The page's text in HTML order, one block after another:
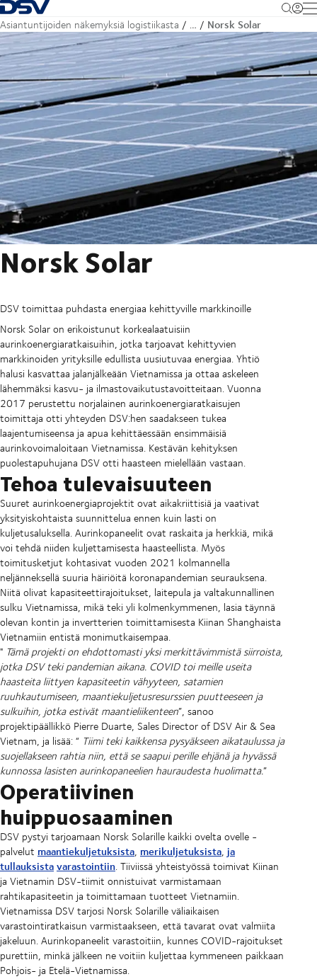
Takaisin kotisivulle
Asiantuntijoiden näkemyksiä logistiikasta … Norsk Solar
Norsk Solar
DSV toimittaa puhdasta energiaa kehittyville markkinoille
Norsk Solar on erikoistunut korkealaatuisiin
aurinkoenergiaratkaisuihin, jotka tarjoavat kehittyvien
markkinoiden yrityksille edullista uusiutuvaa energiaa. Yhtiö
halusi kasvattaa jalanjälkeään Vietnamissa ja ottaa askeleen
lähemmäksi kasvu- ja ilmastovaikutustavoitteitaan. Vuonna
2017 perustettu norjalainen aurinkoenergiaratkaisujen
toimittaja otti yhteyden DSV:hen saadakseen tukea
laajentumiseensa ja apua kehittäessään ensimmäisiä
aurinkovoimaloitaan Vietnamissa. Kestävän kehityksen
puolestapuhujana DSV otti haasteen mielellään vastaan.
Tehoa tulevaisuuteen
Suuret aurinkoenergiaprojektit ovat aikakriittisiä ja vaativat
yksityiskohtaista suunnittelua ennen kuin lasti on
kuljetusaluksella. Aurinkopaneelit ovat raskaita ja herkkiä, mikä
voi tehdä niiden kuljettamisesta haasteellista. Myös
toimitusketjut kohtasivat vuoden 2021 kolmannella
neljänneksellä suuria häiriöitä koronapandemian seurauksena.
Niitä olivat kapasiteettirajoitukset, laitepula ja valtakunnallinen
sulku Vietnamissa, mikä teki yli kolmenkymmenen, lasia täynnä
olevan kontin ja invertterien toimittamisesta Kiinan Shanghaista
Vietnamiin entistä monimutkaisempaa.
" Tämä projekti on ehdottomasti yksi merkittävimmistä siirroista,
jotka DSV teki pandemian aikana. COVID toi meille useita
haasteita liittyen kapasiteetin vähyyteen, satamien
ruuhkautumiseen, maantiekuljetusresurssien puutteeseen ja
sulkuihin, jotka estivät maantieliikenteen”, sanoo
projektipäällikkö Pierre Duarte, Sales Director of DSV Air & Sea
Vietnam, ja lisää: “ Tiimi teki kaikkensa pysyäkseen aikataulussa ja
suojellakseen rahtia niin, että se saapui perille ehjänä ja hyvässä
kunnossa lasisten aurinkopaneelien hauraudesta huolimatta.”
Operatiivinen
huippuosaaminen
DSV pystyi tarjoamaan Norsk Solarille kaikki ovelta ovelle -
palvelut maantiekuljetuksista, merikuljetuksista, ja
tullauksistavarastointiin. Tiiviissä yhteistyössä toimivat Kiinan
ja Vietnamin DSV-tiimit onnistuivat varmistamaan
rahtikapasiteetin ja toimittamaan tuotteet Vietnamiin.
Vietnamissa DSV tarjosi Norsk Solarille väliaikaisen
varastointiratkaisun varmistaakseen, että tavarat ovat valmiita
jakeluun. Aurinkopaneelit varastoitiin, kunnes COVID-rajoitukset
purettiin, minkä jälkeen ne voitiin kuljettaa kymmeneen paikkaan
Pohjois- ja Etelä-Vietnamissa.